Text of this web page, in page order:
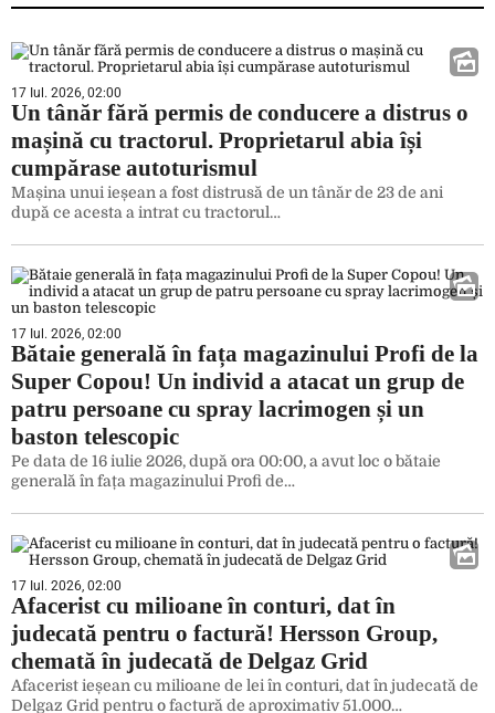
17 Iul. 2026, 02:00
Un tânăr fără permis de conducere a distrus o
mașină cu tractorul. Proprietarul abia își
cumpărase autoturismul
Mașina unui ieșean a fost distrusă de un tânăr de 23 de ani
după ce acesta a intrat cu tractorul…
17 Iul. 2026, 02:00
Bătaie generală în fața magazinului Profi de la
Super Copou! Un individ a atacat un grup de
patru persoane cu spray lacrimogen și un
baston telescopic
Pe data de 16 iulie 2026, după ora 00:00, a avut loc o bătaie
generală în fața magazinului Profi de…
17 Iul. 2026, 02:00
Afacerist cu milioane în conturi, dat în
judecată pentru o factură! Hersson Group,
chemată în judecată de Delgaz Grid
Afacerist ieșean cu milioane de lei în conturi, dat în judecată de
Delgaz Grid pentru o factură de aproximativ 51.000…